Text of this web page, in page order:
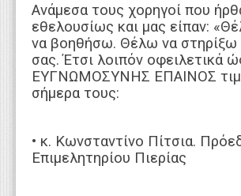
Ανάμεσα τους χορηγοί που
εθελουσίως και μας είπαν:
να βοηθήσω. Θέλω να στηρίξω
σας. Έτσι λοιπόν οφειλετικά
ΕΥΓΝΩΜΟΣΥΝΗΣ ΕΠΑΙΝΟΣ
σήμερα τους:
• κ. Κωνσταντίνο Πίτσια.
Επιμελητηρίου Πιερίας